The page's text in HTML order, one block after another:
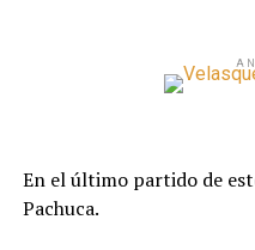
En el último partido de
Pachuca.